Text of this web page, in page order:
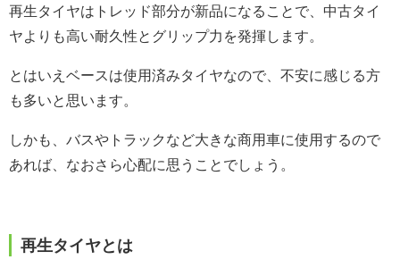
再生タイヤはトレッド部分が新品になることで、中古タイ
ヤよりも高い耐久性とグリップ力を発揮します。
とはいえベースは使用済みタイヤなので、不安に感じる方
も多いと思います。
しかも、バスやトラックなど大きな商用車に使用するので
あれば、なおさら心配に思うことでしょう。
再生タイヤとは